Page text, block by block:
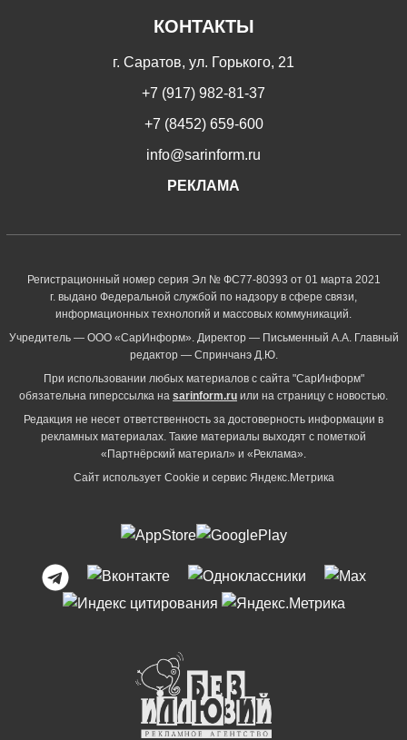
КОНТАКТЫ
г. Саратов, ул. Горького, 21
+7 (917) 982-81-37
+7 (8452) 659-600
info@sarinform.ru
РЕКЛАМА
Регистрационный номер серия Эл № ФС77-80393 от 01 марта 2021
г. выдано Федеральной службой по надзору в сфере связи,
информационных технологий и массовых коммуникаций.
Учредитель — ООО «СарИнформ». Директор — Письменный А.А. Главный
редактор — Спринчанэ Д.Ю.
При использовании любых материалов с сайта "СарИнформ"
обязательна гиперссылка на sarinform.ru или на страницу с новостью.
Редакция не несет ответственность за достоверность информации в
рекламных материалах. Такие материалы выходят с пометкой
«Партнёрский материал» и «Реклама».
Сайт использует Cookie и сервиc Яндекс.Метрика